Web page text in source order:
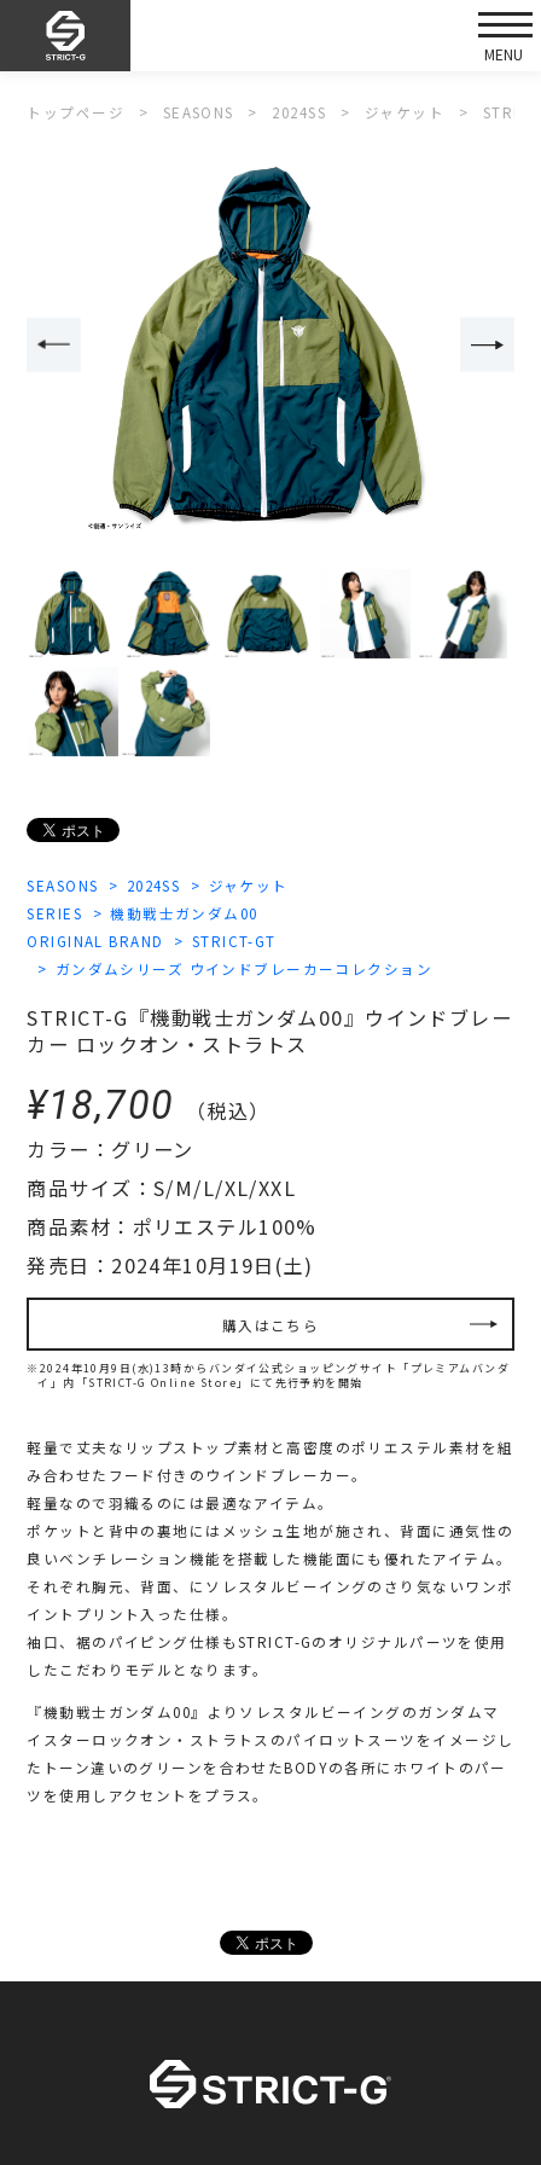
トップページ SEASONS 2024SS ジャケット
SEASONS 2024SS
ジャケット
SERIES
機動戦士ガンダム00
ORIGINAL BRAND
STRICT-GT
ガンダムシリーズ ウインドブレーカーコレクション
STRICT-G『機動戦士ガンダム00』ウインドブレー
カー ロックオン・ストラトス
¥18,700
（税込）
カラー：グリーン
商品サイズ：S/M/L/XL/XXL
商品素材：ポリエステル100%
発売日：2024年10月19日(土)
購入はこちら
※2024年10月9日(水)13時からバンダイ公式ショッピングサイト「プレミアムバンダ
イ」内
「STRICT-G Online Store」にて先行予約を開始
軽量で丈夫なリップストップ素材と高密度のポリエステル素材を組
み合わせたフード付きのウインドブレーカー。
軽量なので羽織るのには最適なアイテム。
ポケットと背中の裏地にはメッシュ生地が施され、背面に通気性の
良いベンチレーション機能を搭載した機能面にも優れたアイテム。
それぞれ胸元、背面、にソレスタルビーイングのさり気ないワンポ
イントプリント入った仕様。
袖口、裾のパイピング仕様もSTRICT-Gのオリジナルパーツを使用
したこだわりモデルとなります。
『機動戦士ガンダム00』よりソレスタルビーイングのガンダムマ
イスターロックオン・ストラトスのパイロットスーツをイメージし
たトーン違いのグリーンを合わせたBODYの各所にホワイトのパー
ツを使用しアクセントをプラス。